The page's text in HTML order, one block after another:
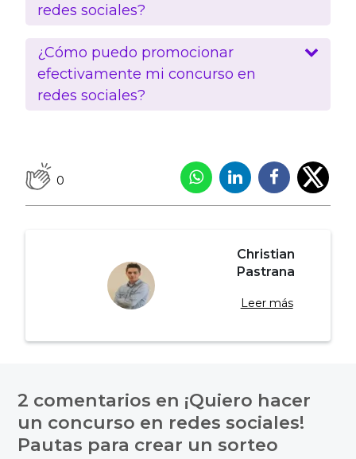
redes sociales?
¿Cómo puedo promocionar
efectivamente mi concurso en
redes sociales?
0
Christian
Pastrana
Leer más
de
entradas
2 comentarios en ¡Quiero hacer
un concurso en redes sociales!
Pautas para crear un sorteo